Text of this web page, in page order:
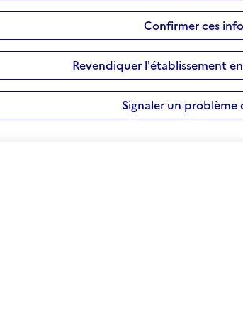
Confirmer ces
Revendiquer l'établissement
Signaler un problème